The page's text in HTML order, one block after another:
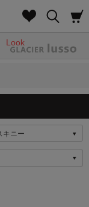
Look